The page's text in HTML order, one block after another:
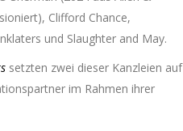
Clifford Chance,
und Slaughter and May.
setzten zwei dieser Kanzleien auf
im Rahmen ihrer